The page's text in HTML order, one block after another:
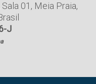
Sala 01 , Meia Praia,
J